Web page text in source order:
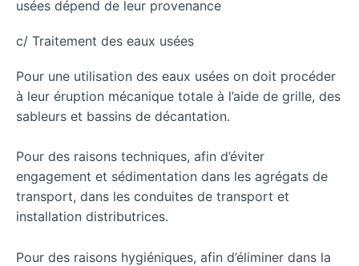
usées dépend de leur provenance
c/ Traitement des eaux usées
Pour une utilisation des eaux usées on doit procéder
à leur éruption mécanique totale à l’aide de grille, des
sableurs et bassins de décantation.
Pour des raisons techniques, afin d’éviter
engagement et sédimentation dans les agrégats de
transport, dans les conduites de transport et
installation distributrices.
Pour des raisons hygiéniques, afin d’éliminer dans la